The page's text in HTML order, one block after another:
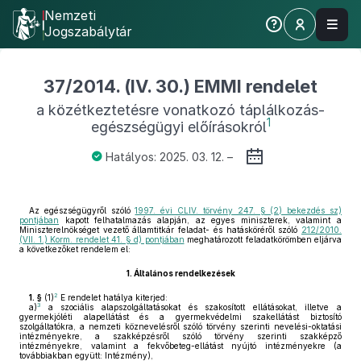
Nemzeti
Jogszabálytár
37/2014. (IV. 30.) EMMI rendelet
a közétkeztetésre vonatkozó táplálkozás-
egészségügyi előírásokról1
Hatályos: 2025. 03. 12. –
Az egészségügyről szóló1997. évi CLIV. törvény 247. § (2) bekezdés sz)
pontjában kapott felhatalmazás alapján, az egyes miniszterek, valamint a
Miniszterelnökséget vezető államtitkár feladat- és hatásköréről szóló 212/2010.
(VII. 1.) Korm. rendelet 41. § d) pontjában meghatározott feladatkörömben eljárva
a következőket rendelem el:
1. Általános rendelkezések
1. § (1)2 E rendelet hatálya kiterjed:
a)3
a szociális alapszolgáltatásokat és szakosított ellátásokat, illetve a
gyermekjóléti alapellátást és a gyermekvédelmi szakellátást biztosító
szolgáltatókra, a nemzeti köznevelésről szóló törvény szerinti nevelési-oktatási
intézményekre, a szakképzésről szóló törvény szerinti szakképző
intézményekre, valamint a fekvőbeteg-ellátást nyújtó intézményekre (a
továbbiakban együtt: Intézmény),